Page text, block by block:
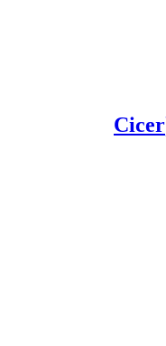
اثر تنش شوری بر مؤلفه‌های جوانه‌زنی، مقدار کلروفیل و فعالیت آنزیم‌های آنتی‌اکسیدانت در ژنوتیپ‌های نخود ایرانی (Cicer